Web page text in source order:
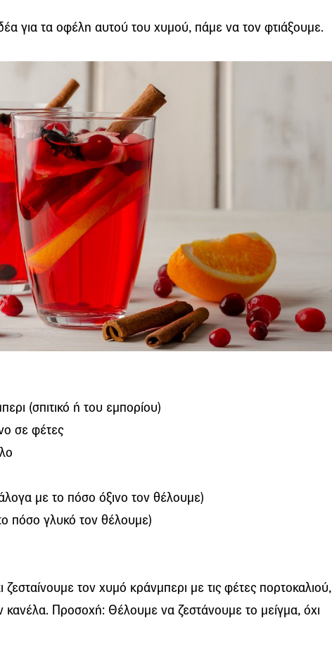
για τα οφέλη αυτού του χυμού, πάμε να τον φτιάξουμε.
(σπιτικό ή του εμπορίου)
σε φέτες
με το πόσο όξινο τον θέλουμε)
πόσο γλυκό τον θέλουμε)
τον χυμό κράνμπερι με τις φέτες πορτοκαλιού,
κανέλα. Προσοχή: Θέλουμε να ζεστάνουμε το μείγμα, όχι